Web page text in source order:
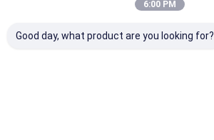
6:00 PM
Good day, what product are you looking for?